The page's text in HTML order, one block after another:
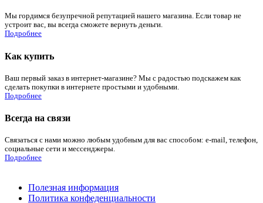
Мы гордимся безупречной репутацией нашего магазина. Если товар не
устроит вас, вы всегда сможете вернуть деньги.
Подробнее
Как купить
Ваш первый заказ в интернет-магазине? Мы с радостью подскажем как
сделать покупки в интернете простыми и удобными.
Подробнее
Всегда на связи
Связаться с нами можно любым удобным для вас способом: e-mail, телефон,
социальные сети и мессенджеры.
Подробнее
Полезная информация
Политика конфеденциальности